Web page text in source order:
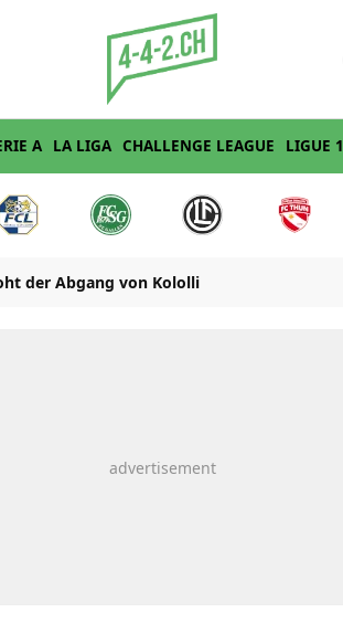
A LA LIGA CHALLENGE LEAGUE LIGUE 1
der Abgang von Kololli